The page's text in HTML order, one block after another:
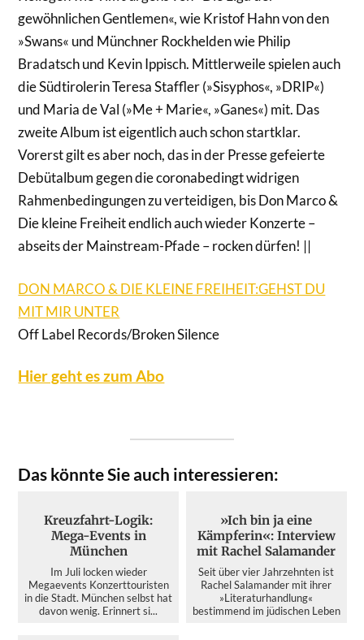
gewöhnlichen Gentlemen«, wie Kristof Hahn von den
»Swans« und Münchner Rockhelden wie Philip
Bradatsch und Kevin Ippisch. Mittlerweile spielen auch
die Südtirolerin Teresa Staffler (»Sisyphos«, »DRIP«)
und Maria de Val (»Me + Marie«, »Ganes«) mit. Das
zweite Album ist eigentlich auch schon startklar.
Vorerst gilt es aber noch, das in der Presse gefeierte
Debütalbum gegen die coronabedingt widrigen
Rahmenbedingungen zu verteidigen, bis Don Marco &
Die kleine Freiheit endlich auch wieder Konzerte –
abseits der Mainstream-Pfade – rocken dürfen! ||
DON MARCO & DIE KLEINE FREIHEIT:GEHST DU
MIT MIR UNTER
Off Label Records/Broken Silence
Hier geht es zum Abo
Das könnte Sie auch interessieren:
Kreuzfahrt-Logik:
Mega-Events in
München
Im Juli locken wieder
Megaevents Konzerttouristen
in die Stadt. München selbst hat
davon wenig. Erinnert si...
»Ich bin ja eine
Kämpferin«: Interview
mit Rachel Salamander
Seit über vier Jahrzehnten ist
Rachel Salamander mit ihrer
»Literaturhandlung«
bestimmend im jüdischen Leben